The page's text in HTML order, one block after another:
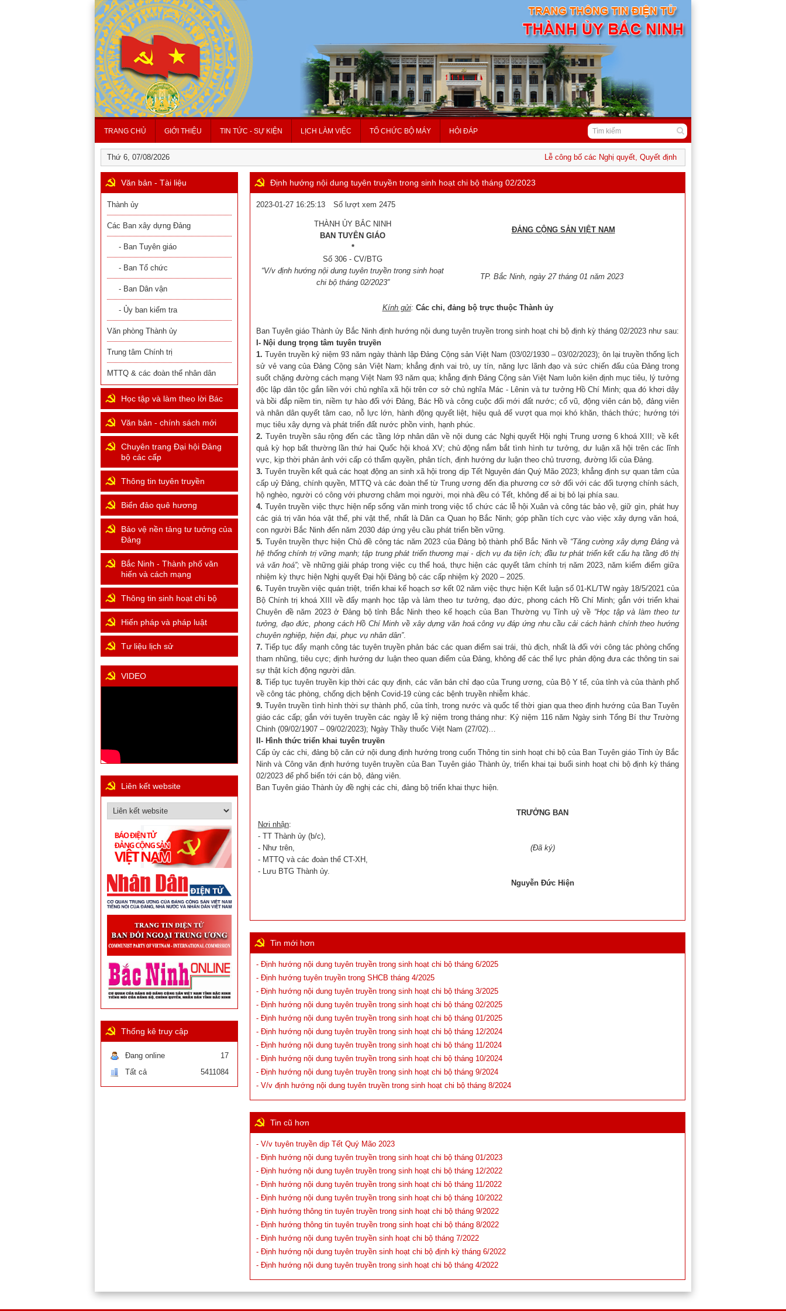
TRANG CHỦ GIỚI THIỆU TIN TỨC - SỰ KIỆN LỊCH LÀM VIỆC TỔ CHỨC BỘ MÁY HỎI ĐÁP
Thứ 6, 07/08/2026 Lễ công bố các Nghị quyết, Quyết định của Trung ương và địa phương
Định hướng nội dung tuyên truyền trong sinh hoạt chi bộ tháng 02/2023
2023-01-27 16:25:13 Số lượt xem 2475
THÀNH ỦY BẮC NINH
BAN TUYÊN GIÁO
*
Số 306 - CV/BTG
“V/v định hướng nội dung tuyên truyền trong sinh hoạt
chi bộ tháng 02/2023”
ĐẢNG CỘNG SẢN VIỆT NAM
TP. Bắc Ninh, ngày 27 tháng 01 năm 2023
Kính gửi: Các chi, đảng bộ trực thuộc Thành ủy
Ban Tuyên giáo Thành ủy Bắc Ninh định hướng nội dung tuyên truyền trong sinh hoạt chi bộ định kỳ tháng 02/2023 như sau:
I- Nội dung trọng tâm tuyên truyền
1.Tuyên truyền kỷ niệm 93 năm ngày thành lập Đảng Cộng sản Việt Nam (03/02/1930 – 03/02/2023); ôn lại truyền thống lịch
sử vẻ vang của Đảng Cộng sản Việt Nam; khẳng định vai trò, uy tín, năng lực lãnh đạo và sức chiến đấu của Đảng trong
suốt chặng đường cách mạng Việt Nam 93 năm qua; khẳng định Đảng Cộng sản Việt Nam luôn kiên định mục tiêu, lý tưởng
độc lập dân tộc gắn liền với chủ nghĩa xã hội trên cơ sở chủ nghĩa Mác - Lênin và tư tưởng Hồ Chí Minh; qua đó khơi dậy
và bồi đắp niềm tin, niềm tự hào đối với Đảng, Bác Hồ và công cuộc đổi mới đất nước; cổ vũ, động viên cán bộ, đảng viên
và nhân dân quyết tâm cao, nỗ lực lớn, hành động quyết liệt, hiệu quả để vượt qua mọi khó khăn, thách thức; hướng tới
mục tiêu xây dựng và phát triển đất nước phồn vinh, hạnh phúc.
2. Tuyên truyền sâu rộng đến các tầng lớp nhân dân về nội dung các Nghị quyết Hội nghị Trung ương 6 khoá XIII; về kết
quả kỳ họp bất thường lần thứ hai Quốc hội khoá XV; chủ động nắm bắt tình hình tư tưởng, dư luận xã hội trên các lĩnh
vực, kịp thời phản ảnh với cấp có thẩm quyền, phân tích, định hướng dư luận theo chủ trương, đường lối của Đảng.
3. Tuyên truyền kết quả các hoạt động an sinh xã hội trong dịp Tết Nguyên đán Quý Mão 2023; khẳng định sự quan tâm của
cấp uỷ Đảng, chính quyền, MTTQ và các đoàn thể từ Trung ương đến địa phương cơ sở đối với các đối tượng chính sách,
hộ nghèo, người có công với phương châm mọi người, mọi nhà đều có Tết, không để ai bị bỏ lại phía sau.
4. Tuyên truyền việc thực hiện nếp sống văn minh trong việc tổ chức các lễ hội Xuân và công tác bảo vệ, giữ gìn, phát huy
các giá trị văn hóa vật thể, phi vật thể, nhất là Dân ca Quan họ Bắc Ninh; góp phần tích cực vào việc xây dựng văn hoá,
con người Bắc Ninh đến năm 2030 đáp ứng yêu cầu phát triển bền vững.
5. Tuyên truyền thực hiện Chủ đề công tác năm 2023 của Đảng bộ thành phố Bắc Ninh về “Tăng cường xây dựng Đảng và
hệ thống chính trị vững mạnh;tập trungphát triển thương mại- dịch vụ đa tiện ích; đầu tư phát triển kết cấu hạ tầng đô thị
và văn hoá”; về những giải pháp trong việc cụ thể hoá, thực hiện các quyết tâm chính trị năm 2023, năm kiểm điểm giữa
nhiệm kỳ thực hiện Nghị quyết Đại hội Đảng bộ các cấp nhiệm kỳ 2020 – 2025.
6. Tuyên truyền việc quán triệt, triển khai kế hoạch sơ kết 02 năm việc thực hiện Kết luận số 01-KL/TW ngày 18/5/2021 của
Bộ Chính trị khoá XIII về đẩy mạnh học tập và làm theo tư tưởng, đạo đức, phong cách Hồ Chí Minh; gắn với triển khai
Chuyên đề năm 2023 ở Đảng bộ tỉnh Bắc Ninh theo kế hoạch của Ban Thường vụ Tỉnh uỷ về “Học tập và làm theo tư
tưởng, đạo đức, phong cách Hồ Chí Minh về xây dựng văn hoá công vụ đáp ứng nhu cầu cải cách hành chính theo hướng
chuyên nghiệp, hiện đại, phục vụ nhân dân”.
7. Tiếp tục đẩy mạnh công tác tuyên truyền phản bác các quan điểm sai trái, thù địch, nhất là đối với công tác phòng chống
tham nhũng, tiêu cực; định hướng dư luận theo quan điểm của Đảng, không để các thế lực phản động đưa các thông tin sai
sự thật kích động người dân.
8.Tiếp tục tuyên truyền kịp thời các quy định, các văn bản chỉ đạo của Trung ương, của Bộ Y tế, của tỉnh và của thành phố
về công tác phòng, chống dịch bệnh Covid-19 cùng các bệnh truyền nhiễm khác.
9. Tuyên truyền tình hình thời sự thành phố, của tỉnh, trong nước và quốc tế thời gian qua theo định hướng của Ban Tuyên
giáo các cấp; gắn với tuyên truyền các ngày lễ kỷ niệm trong tháng như: Kỷ niệm 116 năm Ngày sinh Tổng Bí thư Trường
Chinh (09/02/1907 – 09/02/2023); Ngày Thầy thuốc Việt Nam (27/02)…
II- Hình thức triển khai tuyên truyền
Cấp ủy các chi, đảng bộ căn cứ nội dung định hướng trong cuốn Thông tin sinh hoạt chi bộ của Ban Tuyên giáo Tỉnh ủy Bắc
Ninh và Công văn định hướng tuyên truyền của Ban Tuyên giáo Thành ủy, triển khai tại buổi sinh hoạt chi bộ định kỳ tháng
02/2023 để phổ biến tới cán bộ, đảng viên.
Ban Tuyên giáo Thành ủy đề nghị các chi, đảng bộ triển khai thực hiện.
Nơi nhận:
- TT Thành ủy (b/c),
- Như trên,
- MTTQ và các đoàn thể CT-XH,
- Lưu BTG Thành ủy.
TRƯỞNG BAN
(Đã ký)
Nguyễn Đức Hiện
Tin mới hơn
- Định hướng nội dung tuyên truyền trong sinh hoạt chi bộ tháng 6/2025
- Định hướng tuyên truyền trong SHCB tháng 4/2025
- Định hướng nội dung tuyên truyền trong sinh hoạt chi bộ tháng 3/2025
- Định hướng nội dung tuyên truyền trong sinh hoạt chi bộ tháng 02/2025
- Định hướng nội dung tuyên truyền trong sinh hoạt chi bộ tháng 01/2025
- Định hướng nội dung tuyên truyền trong sinh hoạt chi bộ tháng 12/2024
- Định hướng nội dung tuyên truyền trong sinh hoạt chi bộ tháng 11/2024
- Định hướng nội dung tuyên truyền trong sinh hoạt chi bộ tháng 10/2024
- Định hướng nội dung tuyên truyền trong sinh hoạt chi bộ tháng 9/2024
- V/v định hướng nội dung tuyên truyền trong sinh hoạt chi bộ tháng 8/2024
Tin cũ hơn
- V/v tuyên truyền dịp Tết Quý Mão 2023
- Định hướng nội dung tuyên truyền trong sinh hoạt chi bộ tháng 01/2023
- Định hướng nội dung tuyên truyền trong sinh hoạt chi bộ tháng 12/2022
- Định hướng nội dung tuyên truyền trong sinh hoạt chi bộ tháng 11/2022
- Định hướng nội dung tuyên truyền trong sinh hoạt chi bộ tháng 10/2022
- Định hướng thông tin tuyên truyền trong sinh hoạt chi bộ tháng 9/2022
- Định hướng thông tin tuyên truyền trong sinh hoạt chi bộ tháng 8/2022
- Định hướng nội dung tuyên truyền sinh hoạt chi bộ tháng 7/2022
- Định hướng nội dung tuyên truyền sinh hoạt chi bộ định kỳ tháng 6/2022
- Định hướng nội dung tuyên truyền trong sinh hoạt chi bộ tháng 4/2022
Văn bản - Tài liệu
Thành ủy
Các Ban xây dựng Đảng
- Ban Tuyên giáo
- Ban Tổ chức
- Ban Dân vận
- Ủy ban kiểm tra
Văn phòng Thành ủy
Trung tâm Chính trị
MTTQ & các đoàn thể nhân dân
Học tập và làm theo lời Bác
Văn bản - chính sách mới
Chuyên trang Đại hội Đảng
bộ các cấp
Thông tin tuyên truyền
Biển đảo quê hương
Bảo vệ nền tảng tư tưởng của
Đảng
Bắc Ninh - Thành phố văn
hiến và cách mạng
Thông tin sinh hoạt chi bộ
Hiến pháp và pháp luật
Tư liệu lịch sử
VIDEO
Liên kết website
Thống kê truy cập
Đang online
17
Tất cả
5411084